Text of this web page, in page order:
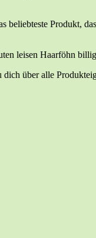
belieb­tes­te Pro­dukt,
lei­sen Haar­föhn
über alle